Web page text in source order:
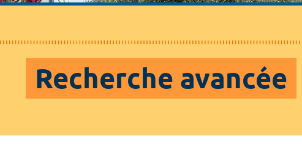
Recherche avancée